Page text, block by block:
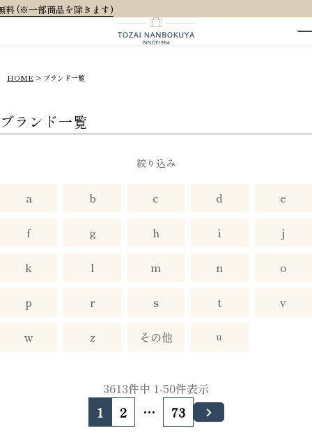
HOME ブランド一覧
ブランド一覧
絞り込み
a b c d e
f g h i j
k l m n o
p r s t v
w z その他 u
3613件中 1-50件表示
1 2 … 73